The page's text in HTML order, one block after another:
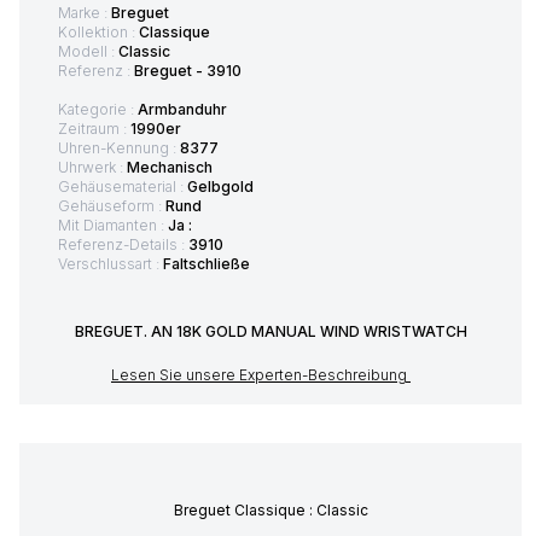
Marke : Breguet
Kollektion : Classique
Modell : Classic
Referenz : Breguet - 3910
Kategorie : Armbanduhr
Zeitraum : 1990er
Uhren-Kennung : 8377
Uhrwerk : Mechanisch
Gehäusematerial : Gelbgold
Gehäuseform : Rund
Mit Diamanten : Ja :
Referenz-Details : 3910
Verschlussart : Faltschließe
BREGUET. AN 18K GOLD MANUAL WIND WRISTWATCH
Lesen Sie unsere Experten-Beschreibung
Breguet Classique : Classic